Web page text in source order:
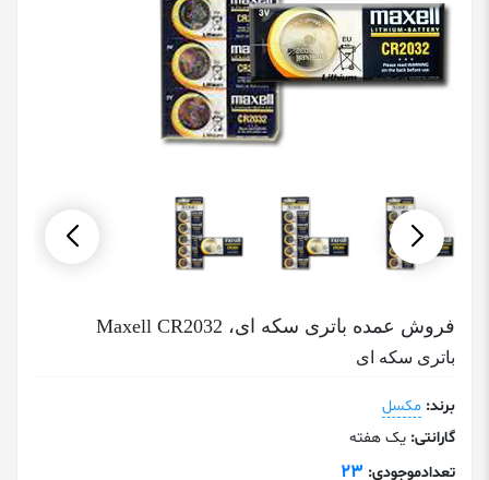
فروش عمده باتری سکه ای، Maxell CR2032
باتری سکه ای
برند: مکسل
گارانتی: یک هفته
تعدادموجودی: 23